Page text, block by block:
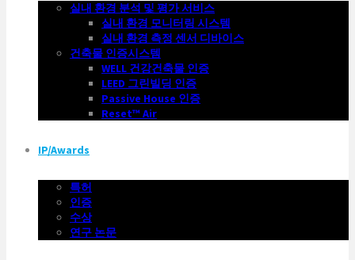
실내 환경 분석 및 평가 서비스
실내 환경 모니터링 시스템
실내 환경 측정 센서 디바이스
건축물 인증시스템
WELL 건강건축물 인증
LEED 그린빌딩 인증
Passive House 인증
Reset™ Air
IP/Awards
특허
인증
수상
연구 논문